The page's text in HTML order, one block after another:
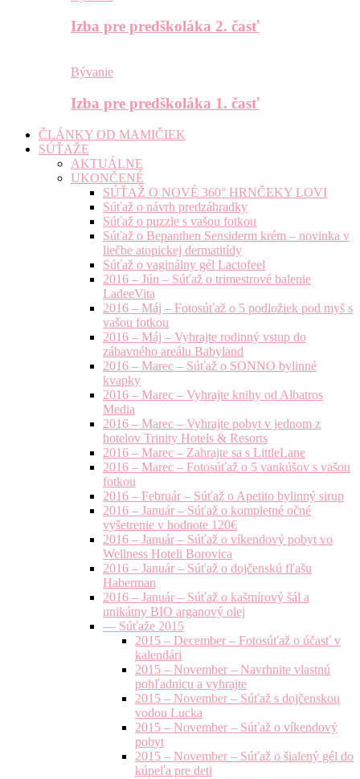
Izba pre predškoláka 2. časť
Bývanie
Izba pre predškoláka 1. časť
ČLÁNKY OD MAMIČIEK
SÚŤAŽE
AKTUÁLNE
UKONČENÉ
SÚŤAŽ O NOVÉ 360° HRNČEKY LOVI
Súťaž o návrh predzáhradky
Súťaž o puzzle s vašou fotkou
Súťaž o Bepanthen Sensiderm krém – novinka v
liečbe atopickej dermatitídy
Súťaž o vaginálny gél Lactofeel
2016 – Jún – Súťaž o trimestrové balenie
LadeeVita
2016 – Máj – Fotosúťaž o 5 podložiek pod myš s
vašou fotkou
2016 – Máj – Vyhrajte rodinný vstup do
zábavného areálu Babyland
2016 – Marec – Súťaž o SONNO bylinné
kvapky
2016 – Marec – Vyhrajte knihy od Albatros
Media
2016 – Marec – Vyhrajte pobyt v jednom z
hotelov Trinity Hotels & Resorts
2016 – Marec – Zahrajte sa s LittleLane
2016 – Marec – Fotosúťaž o 5 vankúšov s vašou
fotkou
2016 – Február – Súťaž o Apetito bylinný sirup
2016 – Január – Súťaž o kompletné očné
vyšetrenie v hodnote 120€
2016 – Január – Súťaž o víkendový pobyt vo
Wellness Hoteli Borovica
2016 – Január – Súťaž o dojčenskú fľašu
Haberman
2016 – Január – Súťaž o kašmírový šál a
unikátny BIO arganový olej
— Súťaže 2015
2015 – December – Fotosúťaž o účasť v
kalendári
2015 – November – Navrhnite vlastnú
pohľadnicu a vyhrajte
2015 – November – Súťaž s dojčenskou
vodou Lucka
2015 – November – Súťaž o víkendový
pobyt
2015 – November – Súťaž o šialený gél do
kúpeľa pre deti